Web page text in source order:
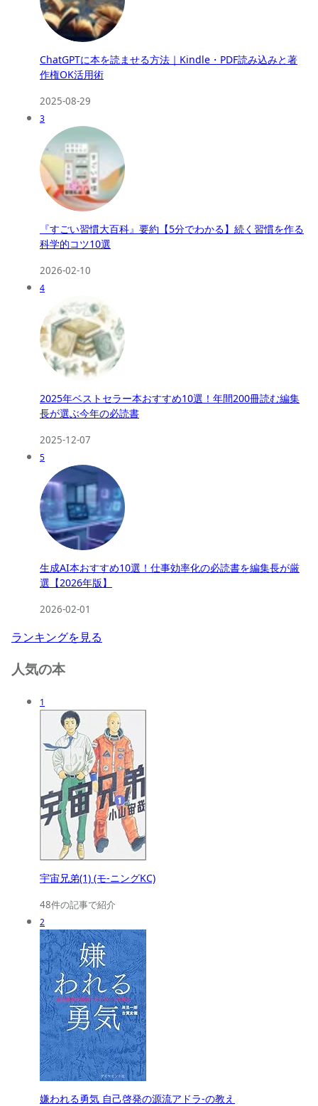
ChatGPTに本を読ませる方法｜Kindle・PDF読み込みと著
作権OK活用術
2025-08-29
3
『すごい習慣大百科』要約【5分でわかる】続く習慣を作る
科学的コツ10選
2026-02-10
4
2025年ベストセラー本おすすめ10選！年間200冊読む編集
長が選ぶ今年の必読書
2025-12-07
5
生成AI本おすすめ10選！仕事効率化の必読書を編集長が厳
選【2026年版】
2026-02-01
ランキングを見る
人気の本
1
宇宙兄弟(1) (モ-ニングKC)
48件の記事で紹介
2
嫌われる勇気 自己啓発の源流アドラ-の教え